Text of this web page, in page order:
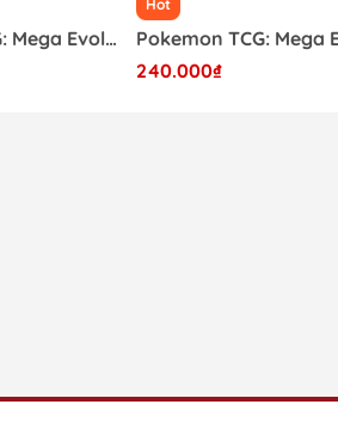
Pokemon TCG: Mega Evolution - Pitch Black Booster Bundle
Hot
240.000₫